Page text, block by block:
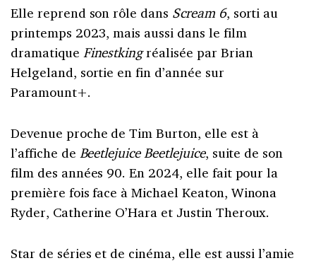
Elle reprend son rôle dans Scream 6, sorti au
printemps 2023, mais aussi dans le film
dramatique Finestkingréalisée par Brian
Helgeland, sortie en fin d’année sur
Paramount+.
Devenue proche de Tim Burton, elle est à
l’affiche de Beetlejuice Beetlejuice, suite de son
film des années 90. En 2024, elle fait pour la
première fois face à Michael Keaton, Winona
Ryder, Catherine O’Hara et Justin Theroux.
Star de séries et de cinéma, elle est aussi l’amie